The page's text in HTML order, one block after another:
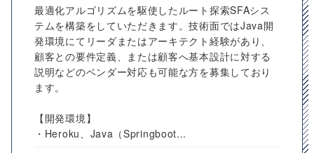
最適化アルゴリズムを駆使したルート探索SFAシス
テムを構築をしていただきます。技術面ではJava開
発環境にてリーダまたはアーキテクト経験があり、
顧客との要件定義、または顧客へ基本設計に対する
説明などのベンダー対応も可能な方を募集しており
ます。
【開発環境】
・Heroku、Java（Springboot...